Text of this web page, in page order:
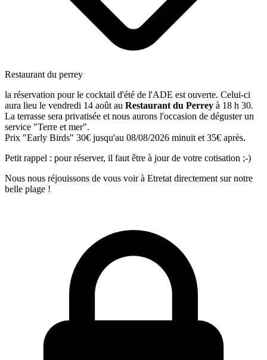
Restaurant du perrey
la réservation pour le cocktail d'été de l'ADE est ouverte. Celui-ci
aura lieu le vendredi 14 août au Restaurant du Perrey à 18 h 30.
La terrasse sera privatisée et nous aurons l'occasion de déguster un
service "Terre et mer".
Prix "Early Birds" 30€ jusqu'au 08/08/2026 minuit et 35€ après.
Petit rappel : pour réserver, il faut être à jour de votre cotisation ;-)
Nous nous réjouissons de vous voir à Etretat directement sur notre
belle plage !